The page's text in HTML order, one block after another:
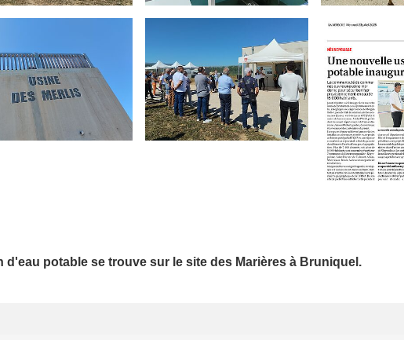
potable se trouve sur le site des Marières à Bruniquel.